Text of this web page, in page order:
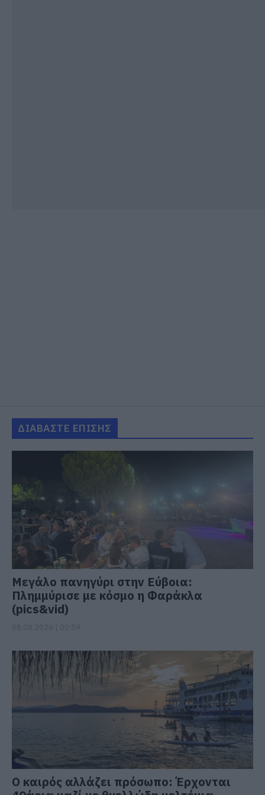
ΔΙΑΒΑΣΤΕ ΕΠΙΣΗΣ
Μεγάλο πανηγύρι στην Εύβοια:
Πλημμύρισε με κόσμο η Φαράκλα
(pics&vid)
Ο καιρός αλλάζει πρόσωπο: Έρχονται